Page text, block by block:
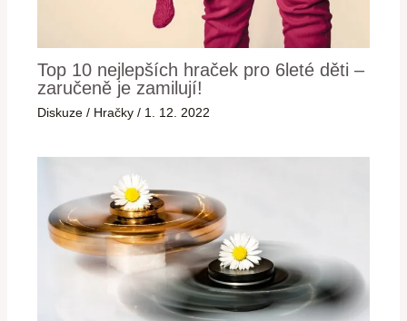
Top 10 nejlepších hraček pro 6leté děti –
zaručeně je zamilují!
Diskuze / Hračky / 1. 12. 2022